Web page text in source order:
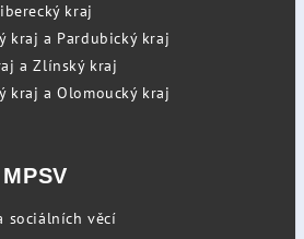
kraj
kraj a Pardubický kraj
a Zlínský kraj
kraj a Olomoucký kraj
sociálních věcí